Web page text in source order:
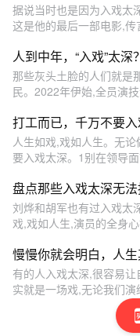
据说当时也是因为入戏太
这是他的最后一部电影,
人到中年，“入戏”太深？
那些灰头土脸的人们就是
民。2022年伊始,全员演
打工而已，千万不要
人生如戏,戏如人生。无
要入戏太深。1别在领导
盘点那些入戏太深无法
刘烨和胡军也有过入戏太
戏,戏如人生,演员的全身
慢慢你就会明白，人
有的人入戏太深,很容易
实就是一场戏,无论我们